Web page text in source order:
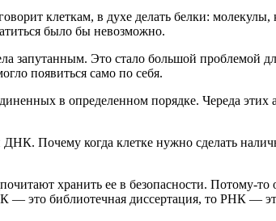
клеткам, в духе делать белки:
было бы невозможно.
запутанным. Это стало большой проблемой
появиться само по себя.
в определенном порядке. Череда этих
Почему когда клетке нужно сделать
хранить ее в безопасности.
— это библиотечная диссертация, то РНК —